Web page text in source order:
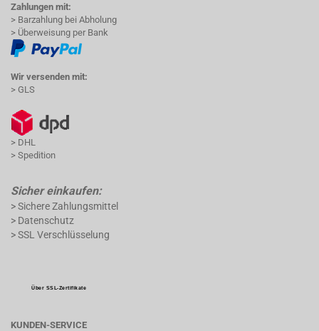
Zahlungen mit:
> Barzahlung bei Abholung
> Überweisung per Bank
Wir versenden mit:
> GLS
> DHL
> Spedition
Sicher einkaufen:
> Sichere Zahlungsmittel
> Datenschutz
> SSL Verschlüsselung
Über SSL-Zertifikate
KUNDEN-SERVICE